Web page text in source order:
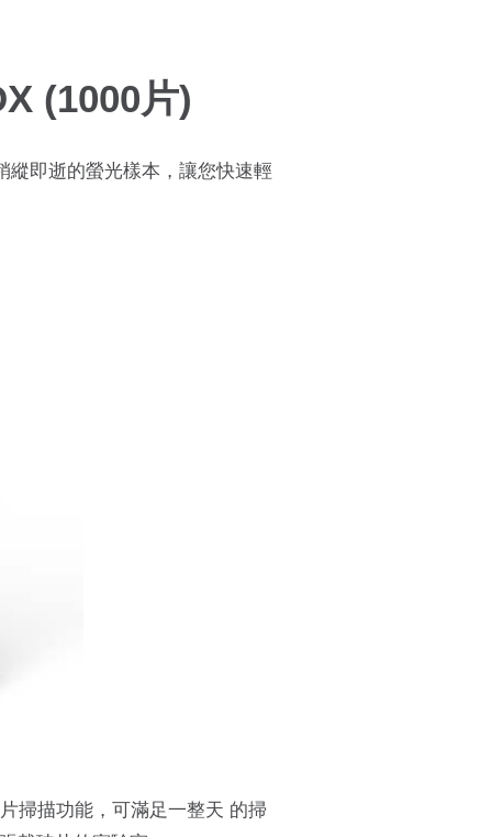
(1000片)
縱即逝的螢光樣本，讓您快速輕
掃描功能，可滿足一整天 的掃